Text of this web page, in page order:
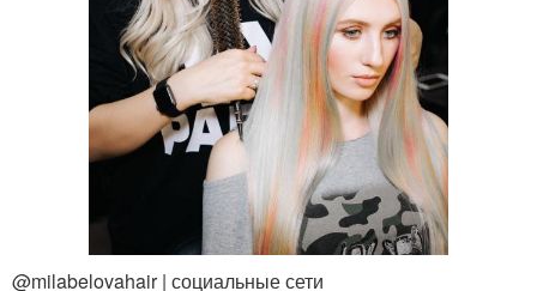
@milabelovahair | социальные сети